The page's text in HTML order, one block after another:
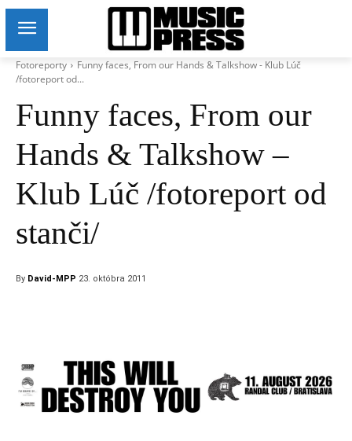
Fotoreporty
Funny faces, From our Hands & Talkshow - Klub Lúč
/fotoreport od...
Funny faces, From our
Hands & Talkshow –
Klub Lúč /fotoreport od
stanči/
By David-MPP 23. októbra 2011